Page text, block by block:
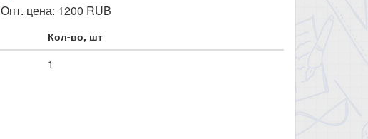
Опт. цена: 1200 RUB
Кол-во, шт
1